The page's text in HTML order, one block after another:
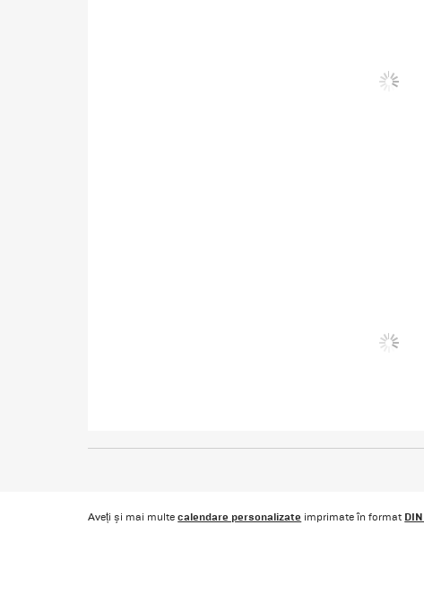
Aveți și mai multecalendare personalizate imprimate în format